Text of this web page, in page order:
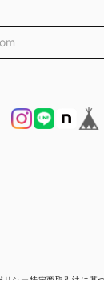
リシー特定商取引法に基